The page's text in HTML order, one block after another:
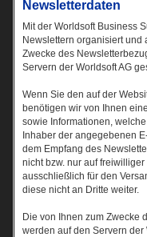
Newsletterdaten
Mit der Worldsoft Business
Newslettern organisiert und
Zwecke des
Servern der Worldsoft AG
Wenn Sie den auf der
benötigen wir von Ihnen
sowie Informationen,
Inhaber der angegebenen
dem Empfang des
nicht bzw. nur auf
ausschließlich für den
diese nicht an Dritte weiter.
Die von Ihnen zum Zwecke
werden auf den Servern der